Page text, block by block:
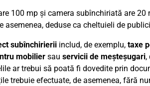
100 mp și camera subînchiriată are 20
asemenea, deduse ca cheltuieli de
subînchirieriiinclud, de exemplu, taxe
mobiliersau servicii de meșteșugari,
ar trebui să poată fi dovedite prin
trebuie efectuate, de asemenea, fără